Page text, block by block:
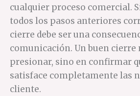
cualquier proceso comercial.
todos los pasos anteriores
cierre debe ser una
comunicación. Un buen cierre
presionar, sino en confirmar
satisface completamente las
cliente.